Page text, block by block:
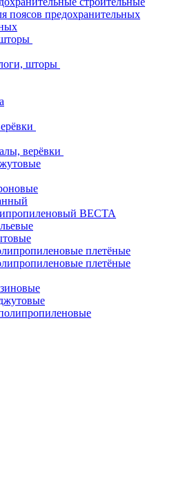
поясов предохранительных
шторы
верёвки
ВЕСТА
плетёные
плетёные